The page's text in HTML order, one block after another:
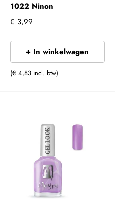
1022 Ninon
€ 3,99
+ In winkelwagen
(€ 4,83 incl. btw)